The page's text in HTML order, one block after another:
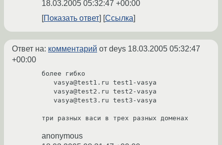
18.03.2005 05:32:47 +00:00
Показать ответ
Ссылка
Ответ на: комментарий от deys 18.03.2005 05:32:47
+00:00
более гибко
три разных васи в трех разных доменах
anonymous